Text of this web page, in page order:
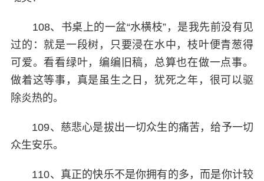
108、书桌上的一盆“水横枝”，是我先前没有见
过的：就是一段树，只要浸在水中，枝叶便青葱得
可爱。看看绿叶，编编旧稿，总算也在做一点事。
做着这等事，真是虽生之日，犹死之年，很可以驱
除炎热的。
109、慈悲心是拔出一切众生的痛苦，给予一切
众生安乐。
110、真正的快乐不是你拥有的多，而是你计较